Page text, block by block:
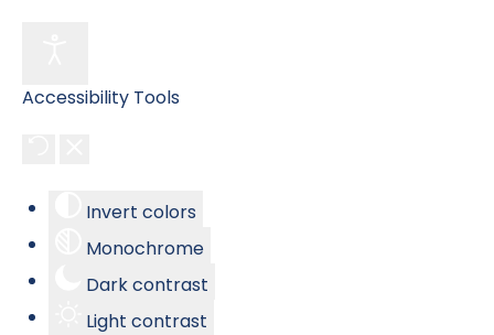
Accessibility Tools
Invert colors
Monochrome
Dark contrast
Light contrast